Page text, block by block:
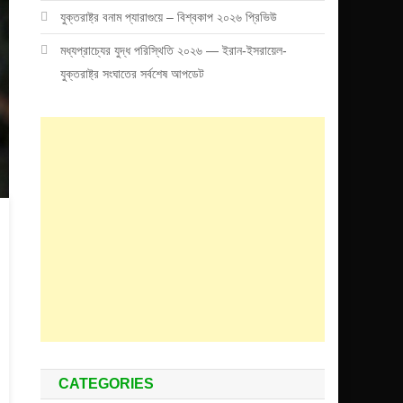
যুক্তরাষ্ট্র বনাম প্যারাগুয়ে – বিশ্বকাপ ২০২৬ প্রিভিউ
মধ্যপ্রাচ্যের যুদ্ধ পরিস্থিতি ২০২৬ — ইরান-ইসরায়েল-
যুক্তরাষ্ট্র সংঘাতের সর্বশেষ আপডেট
CATEGORIES